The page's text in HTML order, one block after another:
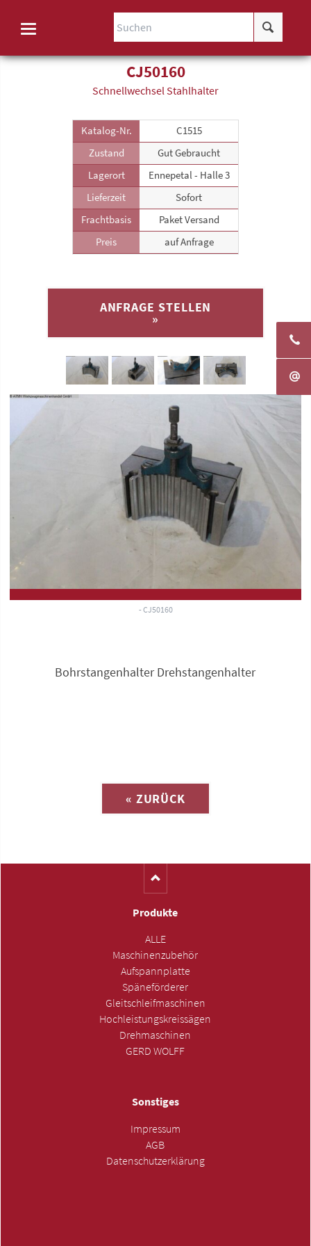
- CJ50160
CJ50160
Schnellwechsel Stahlhalter
Katalog-Nr.
C1515
Zustand
Gut Gebraucht
Lagerort
Ennepetal - Halle 3
Lieferzeit
Sofort
Frachtbasis
Paket Versand
Preis
auf Anfrage
ANFRAGE STELLEN
»
Bohrstangenhalter Drehstangenhalter
« ZURÜCK
Produkte
ALLE
Maschinenzubehör
Aufspannplatte
Späneförderer
Gleitschleifmaschinen
Hochleistungskreissägen
Drehmaschinen
GERD WOLFF
Sonstiges
Impressum
AGB
Datenschutzerklärung